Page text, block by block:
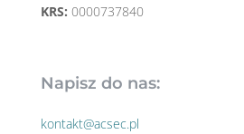
KRS: 0000737840
Napisz do nas:
kontakt@acsec.pl